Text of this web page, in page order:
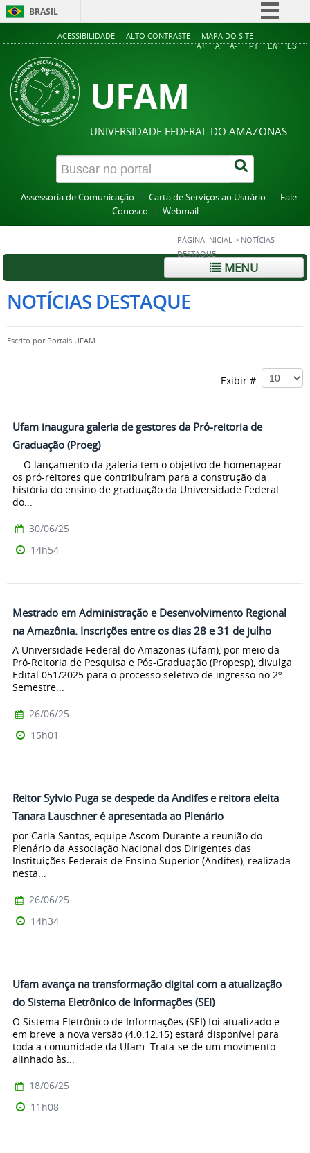
BRASIL
Simplifique!
Acesso à informação
ACESSIBILIDADE ALTO CONTRASTE MAPA DO SITE
A+ A A- PT EN ES
UFAM
UNIVERSIDADE FEDERAL DO AMAZONAS
Assessoria de Comunicação Carta de Serviços ao Usuário
Fale
Conosco
Webmail
PÁGINA INICIAL > NOTÍCIAS
DESTAQUE
MENU
NOTÍCIAS DESTAQUE
Escrito por Portais UFAM
Exibir #
Ufam inaugura galeria de gestores da Pró-reitoria de
Graduação (Proeg)
O lançamento da galeria tem o objetivo de homenagear
os pró-reitores que contribuíram para a construção da
história do ensino de graduação da Universidade Federal
do...
30/06/25
14h54
Mestrado em Administração e Desenvolvimento Regional
na Amazônia. Inscrições entre os dias 28 e 31 de julho
A Universidade Federal do Amazonas (Ufam), por meio da
Pró-Reitoria de Pesquisa e Pós-Graduação (Propesp), divulga
Edital 051/2025 para o processo seletivo de ingresso no 2º
Semestre...
26/06/25
15h01
Reitor Sylvio Puga se despede da Andifes e reitora eleita
Tanara Lauschner é apresentada ao Plenário
por Carla Santos, equipe Ascom Durante a reunião do
Plenário da Associação Nacional dos Dirigentes das
Instituições Federais de Ensino Superior (Andifes), realizada
nesta...
26/06/25
14h34
Ufam avança na transformação digital com a atualização
do Sistema Eletrônico de Informações (SEI)
O Sistema Eletrônico de Informações (SEI) foi atualizado e
em breve a nova versão (4.0.12.15) estará disponível para
toda a comunidade da Ufam. Trata-se de um movimento
alinhado às...
18/06/25
11h08